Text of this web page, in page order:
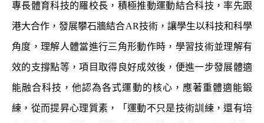
專長體育科技的羅校長，積極推動運動結合科技，率先跟
港大合作，發展攀石牆結合AR技術，讓學生以科技和科學
角度，理解人體當進行三角形動作時，學習技術並理解有
效的支撐點等，項目取得良好成效後，便進一步發展體適
能融合科技，他認為各式運動的核心，應著重體適能鍛
練，從而提昇心理質素，「運動不只是技術訓練，還有培